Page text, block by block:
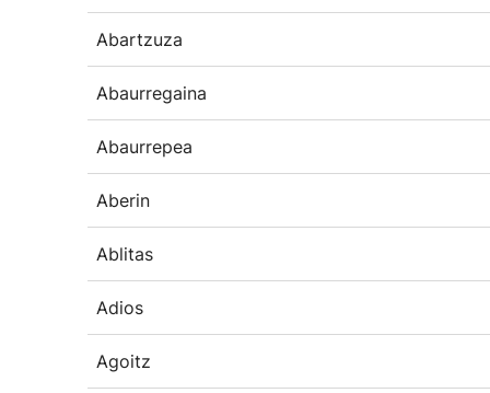
Abartzuza
Abaurregaina
Abaurrepea
Aberin
Ablitas
Adios
Agoitz